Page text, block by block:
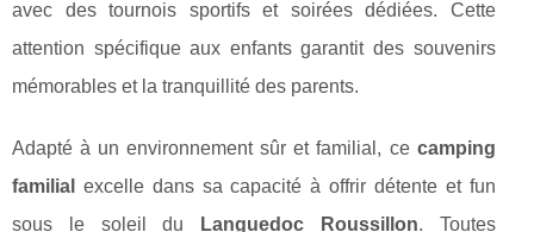
avec des tournois sportifs et soirées dédiées. Cette
attention spécifique aux enfants garantit des souvenirs
mémorables et la tranquillité des parents.
Adapté à un environnement sûr et familial, ce camping
familial
excelle dans sa capacité à offrir détente et fun
sous le soleil du
Languedoc Roussillon. Toutes